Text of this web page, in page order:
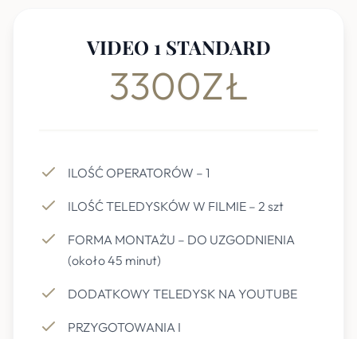
VIDEO 1 STANDARD
3300ZŁ
ILOŚĆ OPERATORÓW – 1
ILOŚĆ TELEDYSKÓW W FILMIE – 2 szt
FORMA MONTAŻU – DO UZGODNIENIA
(około 45 minut)
DODATKOWY TELEDYSK NA YOUTUBE
PRZYGOTOWANIA I